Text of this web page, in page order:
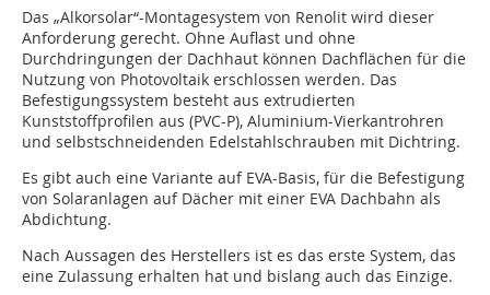
Das „Alkorsolar“-Montagesystem von Renolit wird dieser
Anforderung gerecht. Ohne Auflast und ohne
Durchdringungen der Dachhaut können Dachflächen für die
Nutzung von Photovoltaik erschlossen werden. Das
Befestigungssystem besteht aus extrudierten
Kunststoffprofilen aus (PVC-P), Aluminium-Vierkantrohren
und selbstschneidenden Edelstahlschrauben mit Dichtring.
Es gibt auch eine Variante auf EVA-Basis, für die Befestigung
von Solaranlagen auf Dächer mit einer EVA Dachbahn als
Abdichtung.
Nach Aussagen des Herstellers ist es das erste System, das
eine Zulassung erhalten hat und bislang auch das Einzige.